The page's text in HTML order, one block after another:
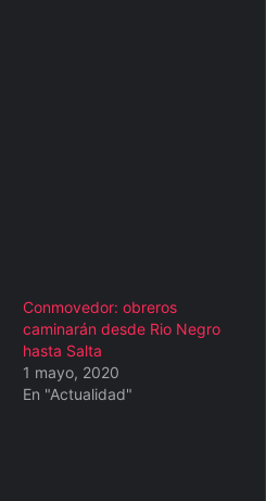
Conmovedor: obreros
caminarán desde Rio Negro
hasta Salta
1 mayo, 2020
En "Actualidad"